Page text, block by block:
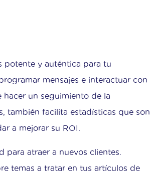
potente y auténtica para tu
mensajes e interactuar con
hacer un seguimiento de la
también facilita estadísticas que son
a mejorar su ROI.
atraer a nuevos clientes.
temas a tratar en tus artículos de